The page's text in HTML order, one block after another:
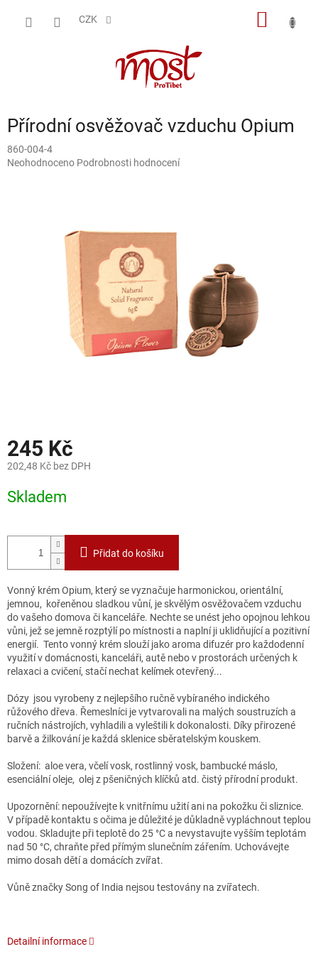
CZK
Přírodní osvěžovač vzduchu Opium
860-004-4
Průměrné
Neohodnoceno Podrobnosti hodnocení
245 Kč
202,48 Kč bez DPH
cena:
Skladem
Přidat do košíku
Vonný krém Opium, který se vyznačuje harmonickou, orientální,
jemnou, kořeněnou sladkou vůní, je skvělým osvěžovačem vzduchu
do vašeho domova či kanceláře. Nechte se unést jeho opojnou lehkou
vůni, jež se jemně rozptýlí po místnosti a naplní ji uklidňující a pozitivní
energií. Tento vonný krém slouží jako aroma difuzér pro každodenní
využití v domácnosti, kanceláři, autě nebo v prostorách určených k
relaxaci a cvičení, stačí nechat kelímek otevřený...
Dózy jsou vyrobeny z nejlepšího ručně vybíraného indického
růžového dřeva. Řemeslníci je vytvarovali na malých soustruzích a
ručních nástrojích, vyhladili a vyleštili k dokonalosti. Díky přirozené
barvě a žilkování je každá sklenice sběratelským kouskem.
Složení: aloe vera, včelí vosk, rostlinný vosk, bambucké máslo,
esenciální oleje, olej z pšeničných klíčků atd. čistý přírodní produkt.
Upozornění: nepoužívejte k vnitřnímu užití ani na pokožku či sliznice.
V případě kontaktu s očima je důležité je důkladně vypláchnout teplou
vodou. Skladujte při teplotě do 25 °C a nevystavujte vyšším teplotám
nad 50 °C, chraňte před přímým slunečním zářením. Uchovávejte
mimo dosah dětí a domácích zvířat.
Vůně značky Song of India nejsou testovány na zvířatech.
Detailní informace